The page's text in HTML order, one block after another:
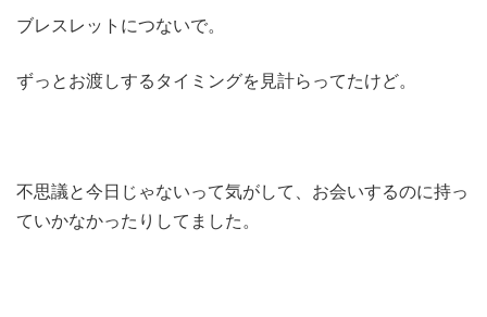
ブレスレットにつないで。
ずっとお渡しするタイミングを見計らってたけど。
不思議と今日じゃないって気がして、お会いするのに持っ
ていかなかったりしてました。